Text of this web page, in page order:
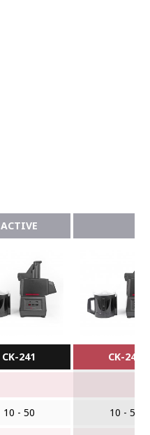
ACTIVE
CK-241 CK-24V
10 - 50 10 - 50